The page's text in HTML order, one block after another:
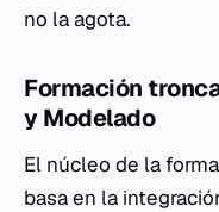
no la agota.
Formación
y Modelado
El núcleo de la
basa en la